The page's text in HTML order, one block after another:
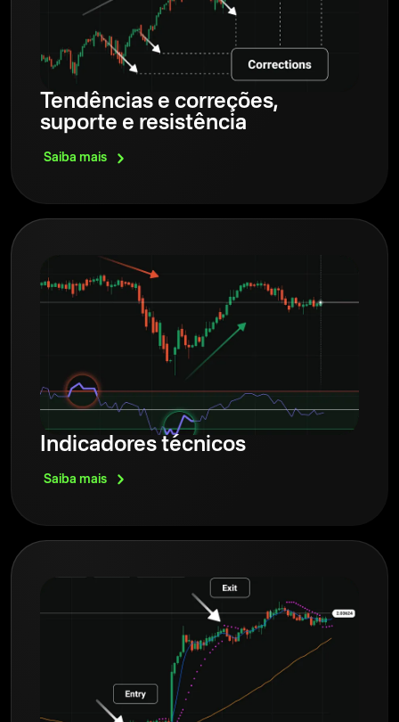
Tendências e correções,
suporte e resistência
Saiba mais
Indicadores técnicos
Saiba mais